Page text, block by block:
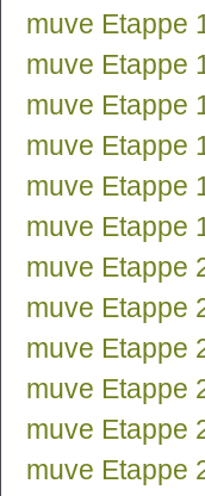
muve Etappe
muve Etappe
muve Etappe
muve Etappe
muve Etappe
muve Etappe
muve Etappe
muve Etappe
muve Etappe
muve Etappe
muve Etappe
muve Etappe